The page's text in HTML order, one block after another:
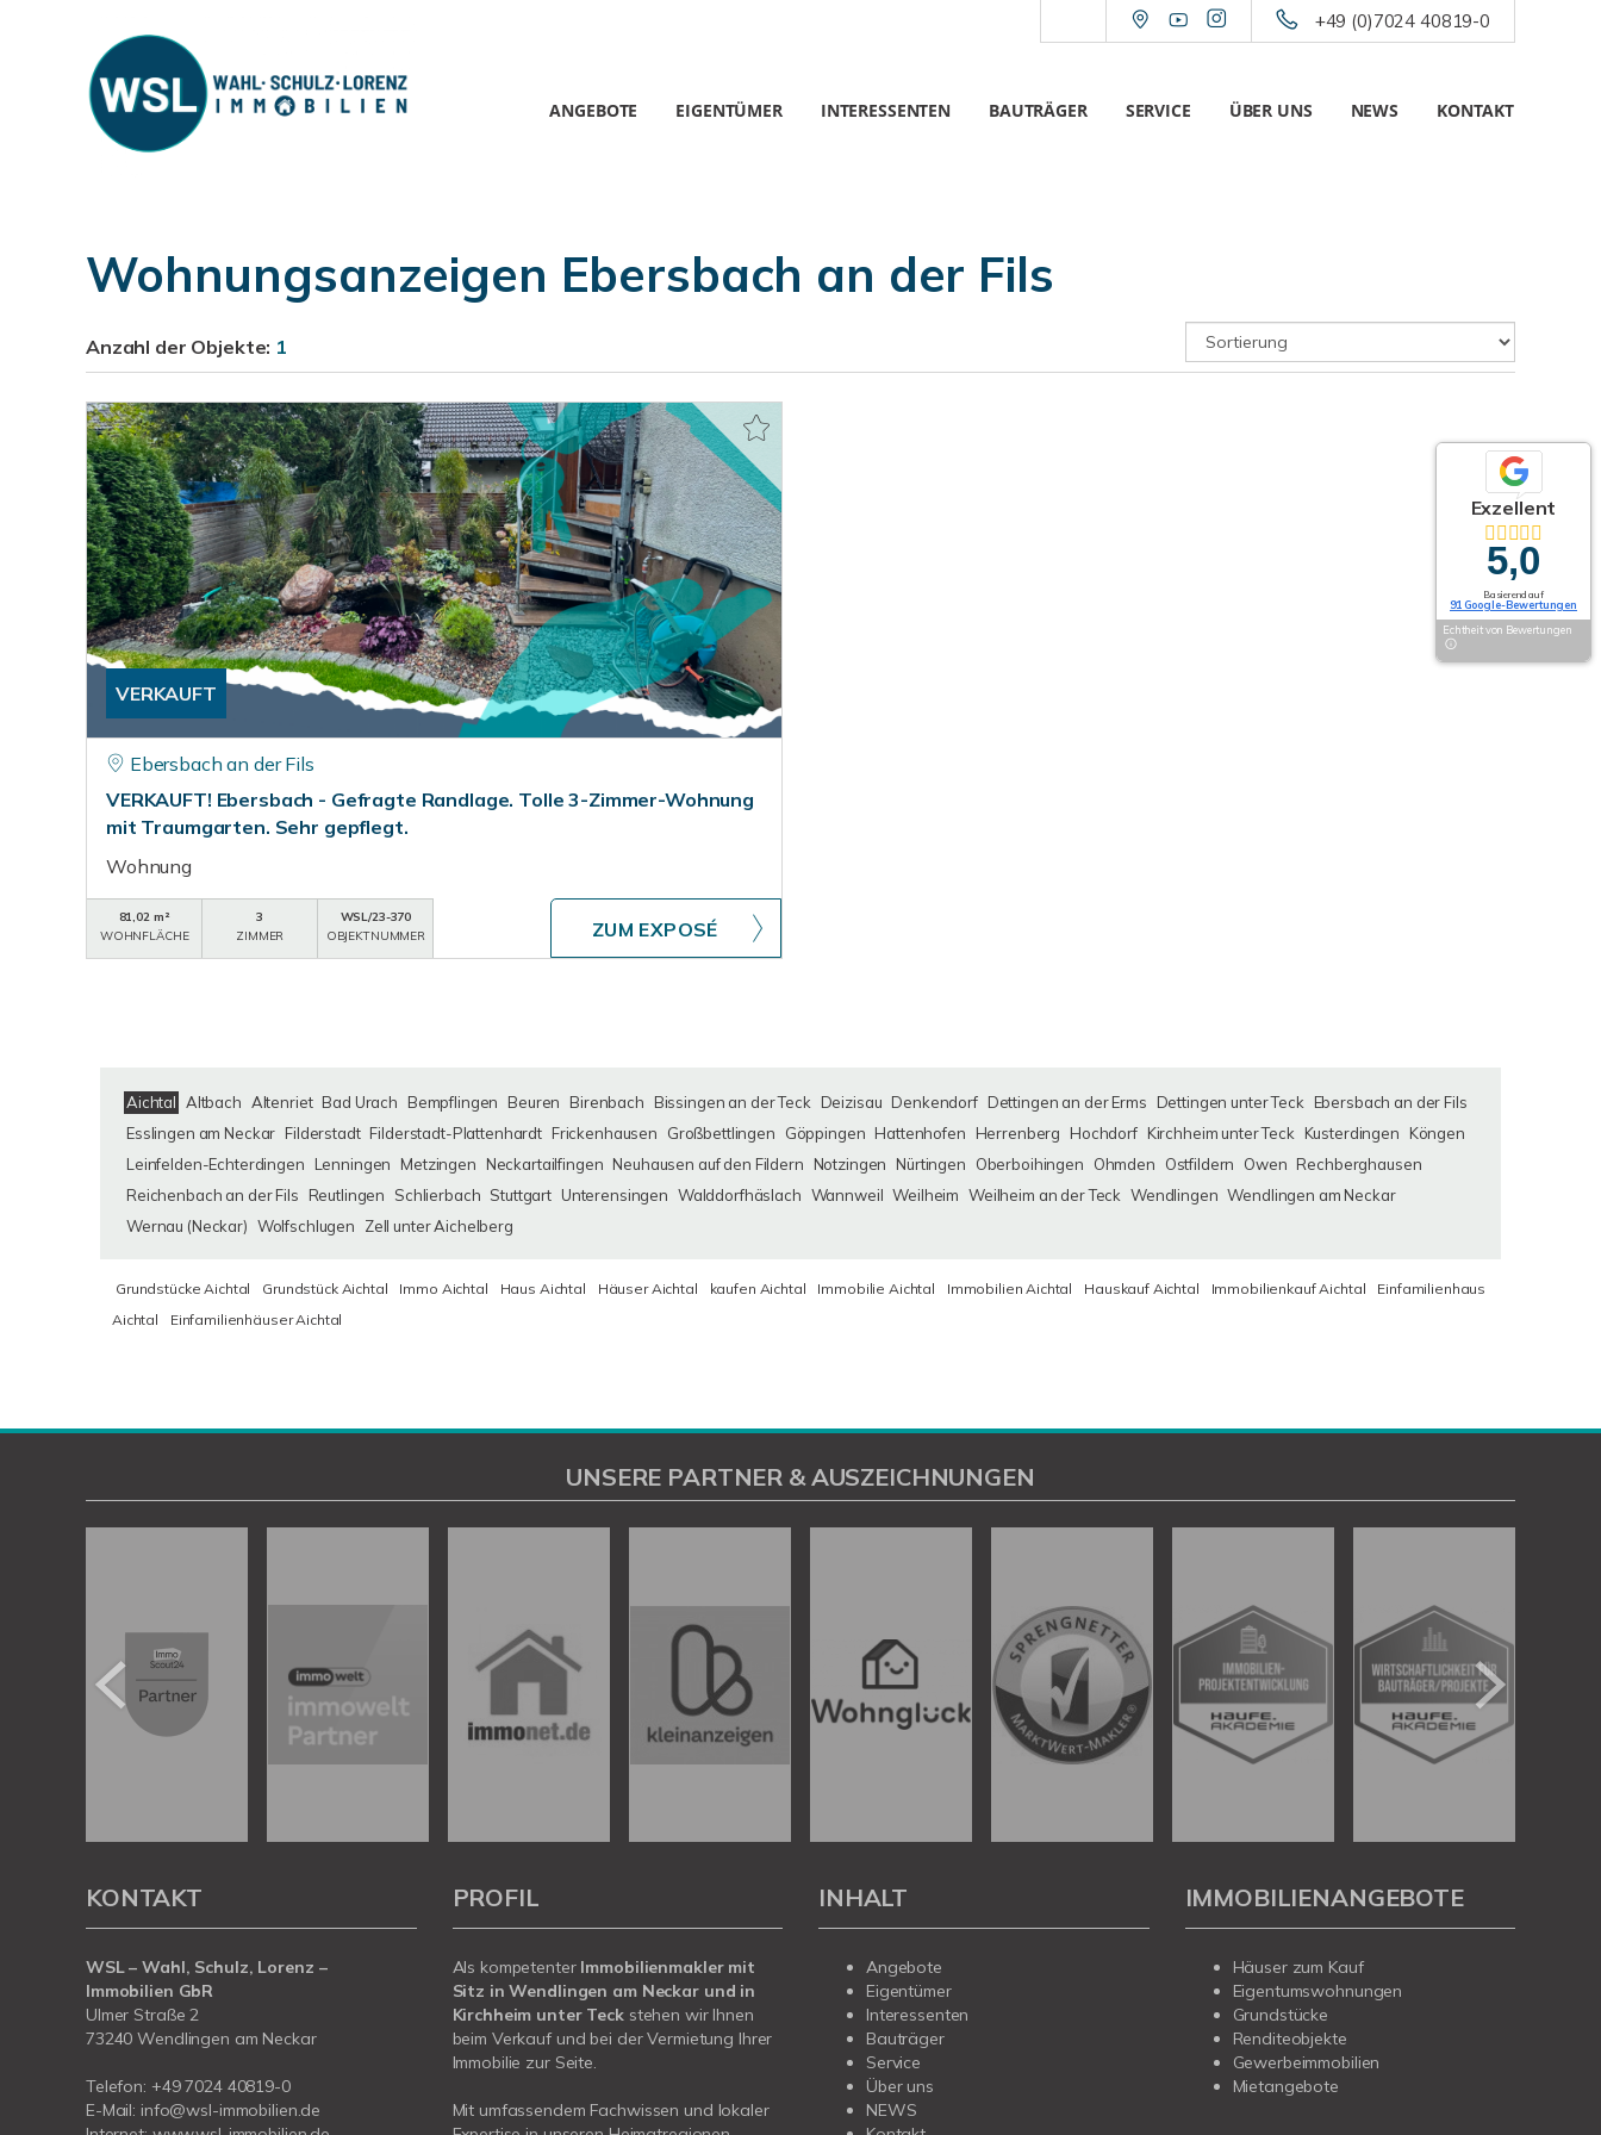
+49 (0)7024 40819-0
ANGEBOTE EIGENTÜMER INTERESSENTEN BAUTRÄGER SERVICE ÜBER UNS NEWS KONTAKT
Wohnungsanzeigen Ebersbach an der Fils
Anzahl der Objekte: 1
VERKAUFT
Ebersbach an der Fils
VERKAUFT! Ebersbach - Gefragte Randlage. Tolle 3-Zimmer-Wohnung
mit Traumgarten. Sehr gepflegt.
Wohnung
81,02 m²
WOHNFLÄCHE
3
ZIMMER
WSL/23-370
OBJEKTNUMMER
ZUM EXPOSÉ
Aichtal Altbach Altenriet Bad Urach Bempflingen Beuren Birenbach Bissingen an der Teck Deizisau Denkendorf Dettingen an der Erms Dettingen unter Teck
Ebersbach an der Fils
Esslingen am Neckar Filderstadt Filderstadt-Plattenhardt Frickenhausen Großbettlingen Göppingen Hattenhofen Herrenberg Hochdorf Kirchheim unter Teck Kusterdingen
Köngen
Leinfelden-Echterdingen
Lenningen Metzingen Neckartailfingen Neuhausen auf den Fildern Notzingen Nürtingen Oberboihingen Ohmden Ostfildern Owen Rechberghausen
Reichenbach an der Fils
Reutlingen Schlierbach Stuttgart Unterensingen Walddorfhäslach Wannweil Weilheim Weilheim an der Teck Wendlingen Wendlingen am Neckar
Wernau (Neckar) Wolfschlugen Zell unter Aichelberg
Grundstücke Aichtal Grundstück Aichtal Immo Aichtal Haus Aichtal Häuser Aichtal kaufen Aichtal Immobilie Aichtal Immobilien Aichtal Hauskauf Aichtal Immobilienkauf Aichtal
Einfamilienhaus
Aichtal
Einfamilienhäuser Aichtal
Exzellent
5,0
Basierend auf
91 Google-Bewertungen
Echtheit von Bewertungen
UNSERE PARTNER & AUSZEICHNUNGEN
KONTAKT
WSL – Wahl, Schulz, Lorenz –
Immobilien GbR
Ulmer Straße 2
73240 Wendlingen am Neckar
Telefon: +49 7024 40819-0
E-Mail: info@wsl-immobilien.de
PROFIL
Als kompetenter Immobilienmakler mit
Sitz in Wendlingen am Neckar und in
Kirchheim unter Teck stehen wir Ihnen
beim Verkauf und bei der Vermietung Ihrer
Immobilie zur Seite.
Mit umfassendem Fachwissen und lokaler
INHALT
Angebote
Eigentümer
Interessenten
Bauträger
Service
Über uns
NEWS
IMMOBILIENANGEBOTE
Häuser zum Kauf
Eigentumswohnungen
Grundstücke
Renditeobjekte
Gewerbeimmobilien
Mietangebote